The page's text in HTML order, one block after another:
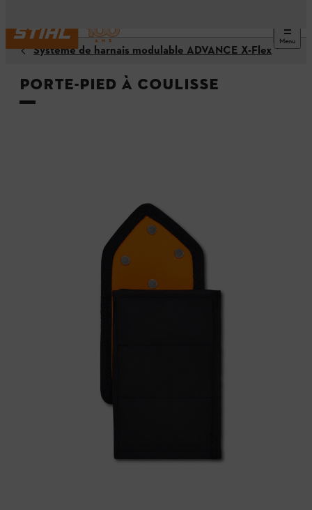
Menu
Système de harnais modulable ADVANCE X-Flex
Porte-pied à coulisse